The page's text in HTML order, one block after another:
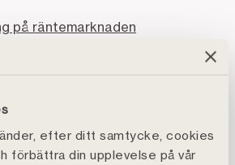
efter ditt samtycke, cookies
förbättra din upplevelse på vår
på räntemarknaden
kring ränteläget och hur det
Landshypotek Bank, leder
ränteanalytiker,